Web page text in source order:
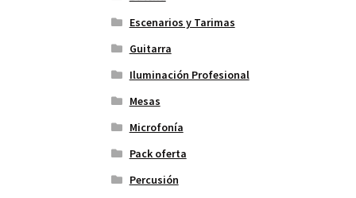
Escenarios y Tarimas
Guitarra
Iluminación Profesional
Mesas
Microfonía
Pack oferta
Percusión